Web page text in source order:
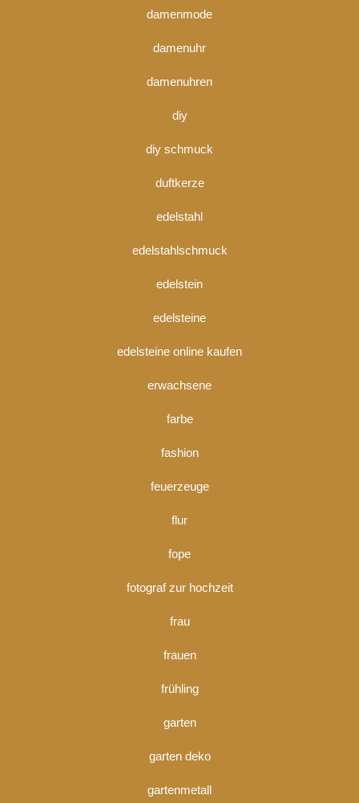
damenmode
damenuhr
damenuhren
diy
diy schmuck
duftkerze
edelstahl
edelstahlschmuck
edelstein
edelsteine
edelsteine online kaufen
erwachsene
farbe
fashion
feuerzeuge
flur
fope
fotograf zur hochzeit
frau
frauen
frühling
garten
garten deko
gartenmetall